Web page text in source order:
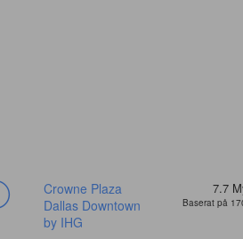
Crowne Plaza
Dallas Downtown
by IHG
7.7
Baserat på